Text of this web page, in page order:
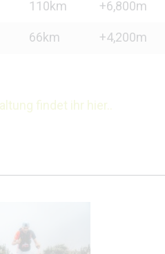
110km +6,800m
66km +4,200m
findet ihr hier..